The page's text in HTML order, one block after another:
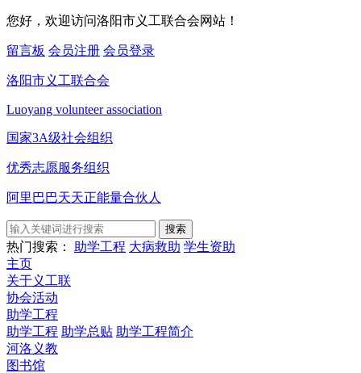
您好，欢迎访问洛阳市义工联合会网站！
留言板 会员注册 会员登录
洛阳市义工联合会
Luoyang volunteer association
国家3A级社会组织
优秀志愿服务组织
阿里巴巴天天正能量合伙人
搜索
热门搜索： 助学工程 大病救助 学生资助
主页
关于义工联
协会活动
助学工程
助学工程 助学总贴 助学工程简介
河洛义教
图书馆